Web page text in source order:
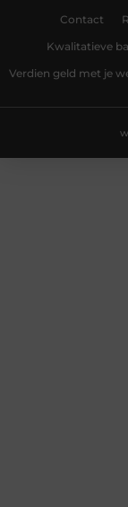
Contact
Kwalitatieve
Verdien geld met je